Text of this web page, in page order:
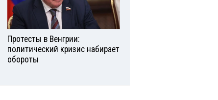
Протесты в Венгрии:
политический кризис набирает
обороты